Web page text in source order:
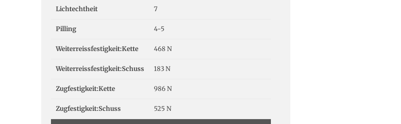
Lichtechtheit 7
Pilling 4-5
Weiterreissfestigkeit:Kette 468 N
Weiterreissfestigkeit:Schuss 183 N
Zugfestigkeit:Kette 986 N
Zugfestigkeit:Schuss 525 N